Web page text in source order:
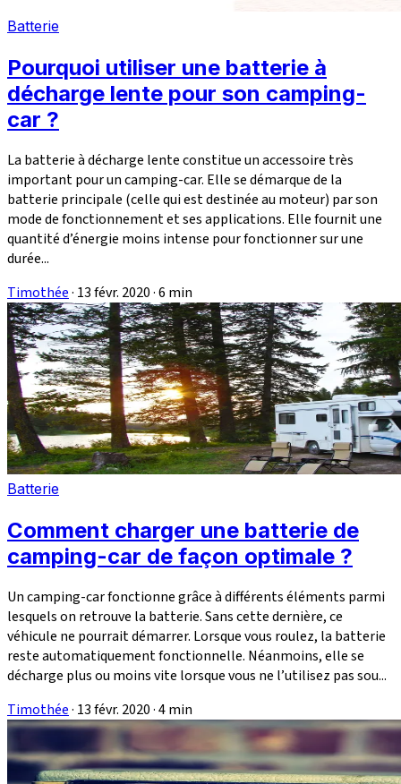
Batterie
Pourquoi utiliser une batterie à
décharge lente pour son camping-
car ?
La batterie à décharge lente constitue un accessoire très
important pour un camping-car. Elle se démarque de la
batterie principale (celle qui est destinée au moteur) par son
mode de fonctionnement et ses applications. Elle fournit une
quantité d’énergie moins intense pour fonctionner sur une
durée...
Timothée· 13 févr. 2020·6 min
Batterie
Comment charger une batterie de
camping-car de façon optimale ?
Un camping-car fonctionne grâce à différents éléments parmi
lesquels on retrouve la batterie. Sans cette dernière, ce
véhicule ne pourrait démarrer. Lorsque vous roulez, la batterie
reste automatiquement fonctionnelle. Néanmoins, elle se
décharge plus ou moins vite lorsque vous ne l’utilisez pas sou...
Timothée· 13 févr. 2020·4 min